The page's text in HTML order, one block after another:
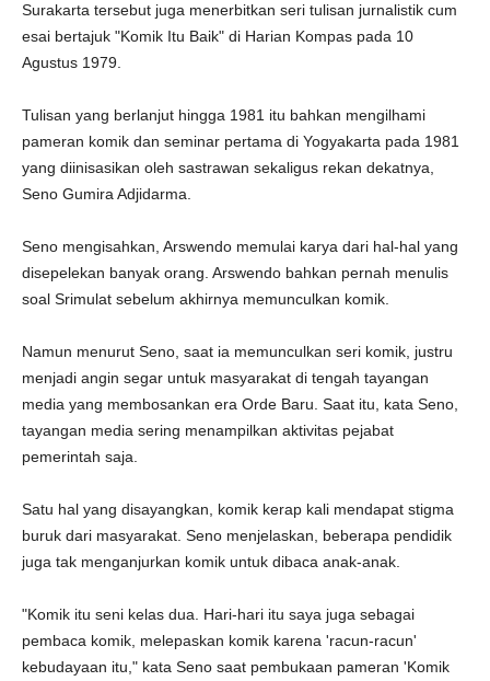
Surakarta tersebut juga menerbitkan seri tulisan jurnalistik cum
esai bertajuk "Komik Itu Baik" di Harian Kompas pada 10
Agustus 1979.
Tulisan yang berlanjut hingga 1981 itu bahkan mengilhami
pameran komik dan seminar pertama di Yogyakarta pada 1981
yang diinisasikan oleh sastrawan sekaligus rekan dekatnya,
Seno Gumira Adjidarma.
Seno mengisahkan, Arswendo memulai karya dari hal-hal yang
disepelekan banyak orang. Arswendo bahkan pernah menulis
soal Srimulat sebelum akhirnya memunculkan komik.
Namun menurut Seno, saat ia memunculkan seri komik, justru
menjadi angin segar untuk masyarakat di tengah tayangan
media yang membosankan era Orde Baru. Saat itu, kata Seno,
tayangan media sering menampilkan aktivitas pejabat
pemerintah saja.
Satu hal yang disayangkan, komik kerap kali mendapat stigma
buruk dari masyarakat. Seno menjelaskan, beberapa pendidik
juga tak menganjurkan komik untuk dibaca anak-anak.
"Komik itu seni kelas dua. Hari-hari itu saya juga sebagai
pembaca komik, melepaskan komik karena 'racun-racun'
kebudayaan itu," kata Seno saat pembukaan pameran 'Komik